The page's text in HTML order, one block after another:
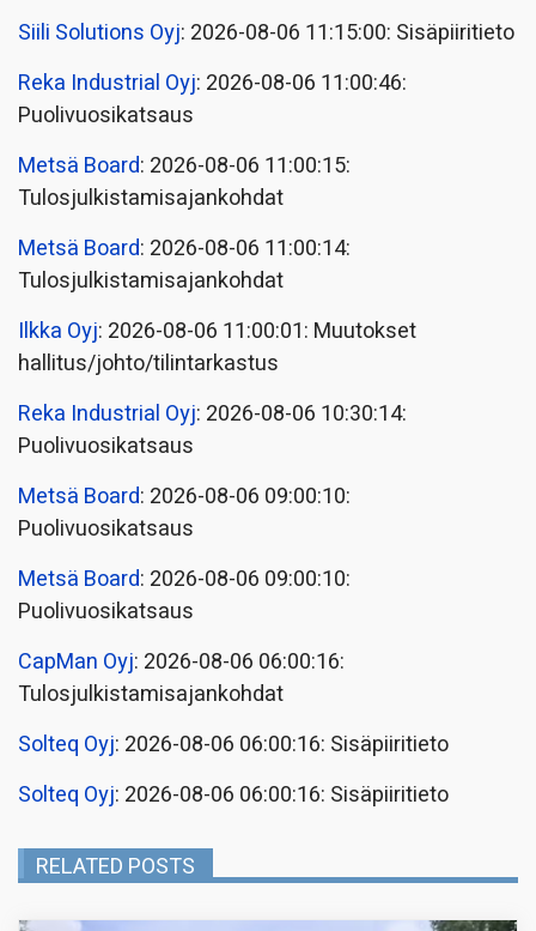
Siili Solutions Oyj: 2026-08-06 11:15:00: Sisäpiiritieto
Reka Industrial Oyj: 2026-08-06 11:00:46:
Puolivuosikatsaus
Metsä Board: 2026-08-06 11:00:15:
Tulosjulkistamisajankohdat
Metsä Board: 2026-08-06 11:00:14:
Tulosjulkistamisajankohdat
Ilkka Oyj: 2026-08-06 11:00:01: Muutokset
hallitus/johto/tilintarkastus
Reka Industrial Oyj: 2026-08-06 10:30:14:
Puolivuosikatsaus
Metsä Board: 2026-08-06 09:00:10:
Puolivuosikatsaus
Metsä Board: 2026-08-06 09:00:10:
Puolivuosikatsaus
CapMan Oyj: 2026-08-06 06:00:16:
Tulosjulkistamisajankohdat
Solteq Oyj: 2026-08-06 06:00:16: Sisäpiiritieto
Solteq Oyj: 2026-08-06 06:00:16: Sisäpiiritieto
RELATED POSTS